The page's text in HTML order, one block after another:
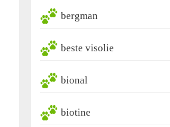
bergman
beste visolie
bional
biotine